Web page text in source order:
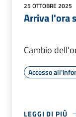
25 OTTOBRE 2025
Arriva l'ora
Cambio
Accesso
LEGGI DI PIÙ